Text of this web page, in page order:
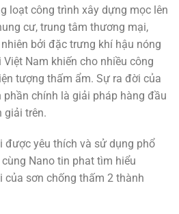
loạt công trình xây dựng mọc lên
cư, trung tâm thương mại,
bởi đặc trưng khí hậu nóng
Nam khiến cho nhiều công
tượng thấm ẩm. Sự ra đời của
chính là giải pháp hàng đầu
giải trên.
được yêu thích và sử dụng phổ
Nano tin phat tìm hiểu
sơn chống thấm 2 thành